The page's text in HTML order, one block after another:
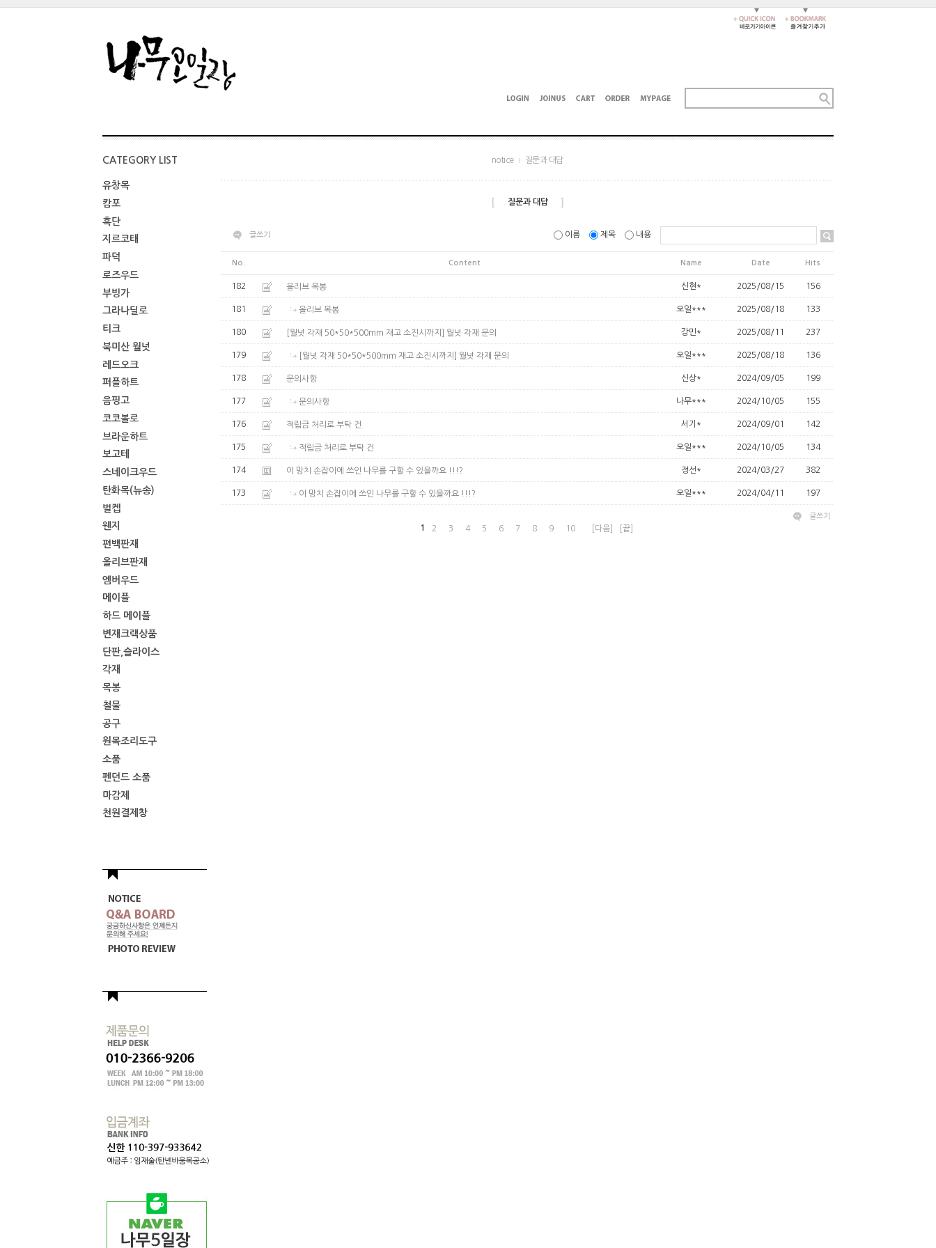
CATEGORY LIST
유창목
캄포
흑단
지르코태
파덕
로즈우드
부빙가
그라나딜로
티크
북미산 월넛
레드오크
퍼플하트
음핑고
코코볼로
브라운하트
보고테
스네이크우드
탄화목(뉴송)
벌켑
웬지
편백판재
올리브판재
엠버우드
메이플
하드 메이플
변재크랙상품
단판,슬라이스
각재
목봉
철물
공구
원목조리도구
소품
펜던드 소품
마감제
천원결제창
notice 질문과 대답
질문과 대답
글쓰기 이름 제목 내용
No. Content Name Date Hits
182 올리브 목봉 신현* 2025/08/15 156
181 올리브 목봉 오일*** 2025/08/18 133
180 [월넛 각재 50*50*500mm 재고 소진시까지] 월넛 각재 문의 강민* 2025/08/11 237
179 [월넛 각재 50*50*500mm 재고 소진시까지] 월넛 각재 문의 오일*** 2025/08/18 136
178 문의사항 신상* 2024/09/05 199
177 문의사항 나무*** 2024/10/05 155
176 적립금 처리로 부탁 건 서기* 2024/09/01 142
175 적립금 처리로 부탁 건 오일*** 2024/10/05 134
174 이 망치 손잡이에 쓰인 나무를 구할 수 있을까요 !!!? 정선* 2024/03/27 382
173 이 망치 손잡이에 쓰인 나무를 구할 수 있을까요 !!!? 오일*** 2024/04/11 197
글쓰기
1 2 3 4 5 6 7 8 9 10 [다음] [끝]